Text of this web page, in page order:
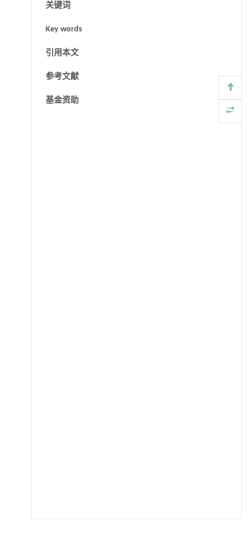
关键词
Key words
引用本文
参考文献
基金资助